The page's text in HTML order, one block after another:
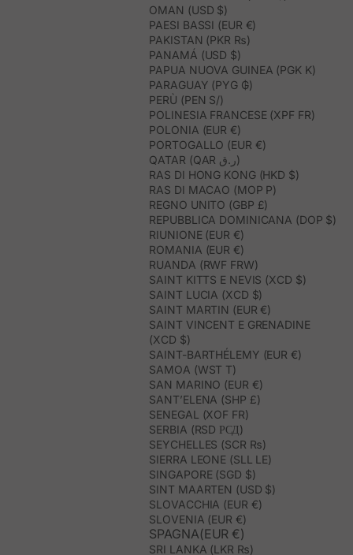
OMAN (USD $)
PAESI BASSI (EUR €)
PAKISTAN (PKR ₨)
PANAMÁ (USD $)
PAPUA NUOVA GUINEA (PGK K)
PARAGUAY (PYG ₲)
PERÙ (PEN S/)
POLINESIA FRANCESE (XPF FR)
POLONIA (EUR €)
PORTOGALLO (EUR €)
QATAR (QAR ر.ق)
RAS DI HONG KONG (HKD $)
RAS DI MACAO (MOP P)
REGNO UNITO (GBP £)
REPUBBLICA DOMINICANA (DOP $)
RIUNIONE (EUR €)
ROMANIA (EUR €)
RUANDA (RWF FRW)
SAINT KITTS E NEVIS (XCD $)
SAINT LUCIA (XCD $)
SAINT MARTIN (EUR €)
SAINT VINCENT E GRENADINE
(XCD $)
SAINT-BARTHÉLEMY (EUR €)
SAMOA (WST T)
SAN MARINO (EUR €)
SANT’ELENA (SHP £)
SENEGAL (XOF FR)
SERBIA (RSD РСД)
SEYCHELLES (SCR ₨)
SIERRA LEONE (SLL LE)
SINGAPORE (SGD $)
SINT MAARTEN (USD $)
SLOVACCHIA (EUR €)
SLOVENIA (EUR €)
SPAGNA(EUR €)
SRI LANKA (LKR ₨)